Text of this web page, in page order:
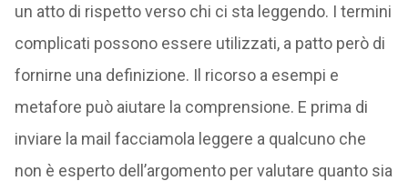
un atto di rispetto verso chi ci sta leggendo. I termini
complicati possono essere utilizzati, a patto però di
fornirne una definizione. Il ricorso a esempi e
metafore può aiutare la comprensione. E prima di
inviare la mail facciamola leggere a qualcuno che
non è esperto dell’argomento per valutare quanto sia